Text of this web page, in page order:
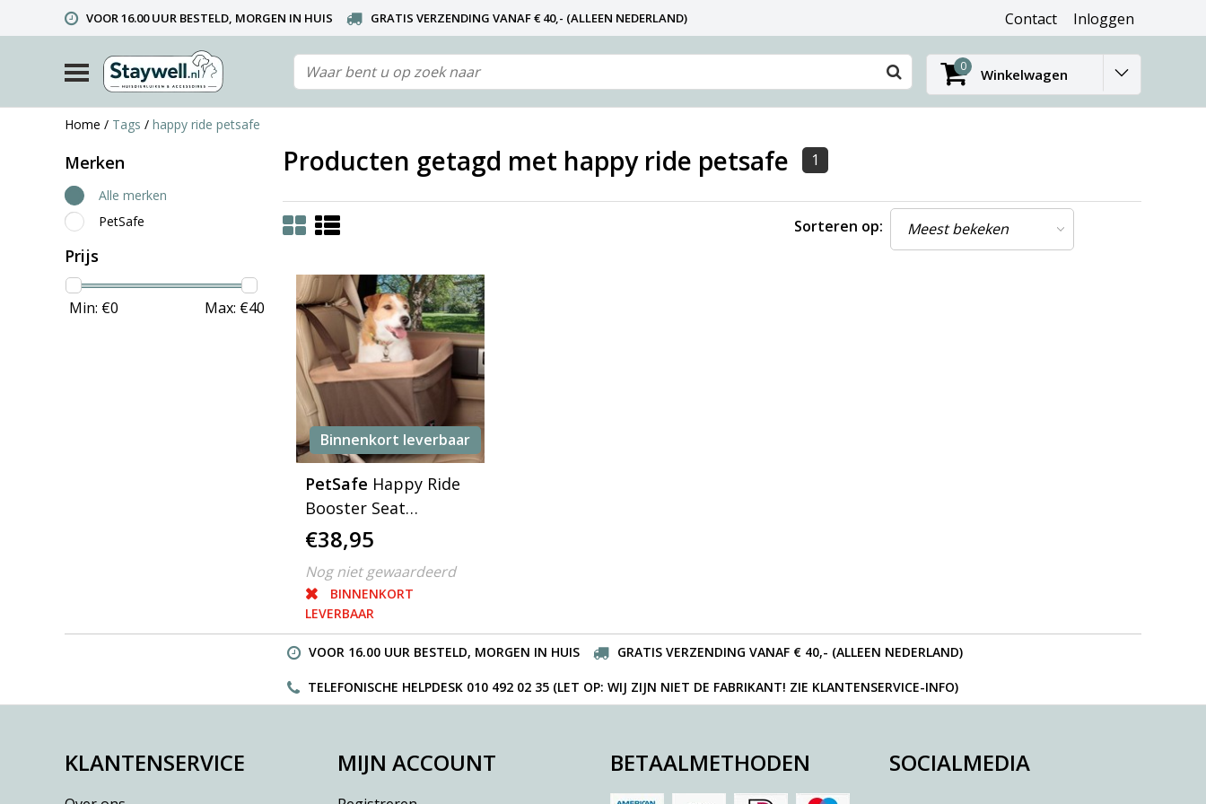
VOOR 16.00 UUR BESTELD, MORGEN IN HUIS GRATIS VERZENDING VANAF € 40,- (ALLEEN NEDERLAND)
TELEFONISCHE HELPDESK 010 492 02 35 (LET OP: WIJ ZIJN NIET DE FABRIKANT! ZIE KLANTENSERVICE-INFO)
Contact Inloggen
0 Winkelwagen
Home / Tags / happy ride petsafe
Merken
Alle merken
PetSafe
Prijs
Min: €0 Max: €40
Producten getagd met happy ride petsafe 1
Sorteren op:
Binnenkort leverbaar
PetSafe Happy Ride
Booster Seat
Hondenautostoel
Large
€38,95
Nog niet gewaardeerd
BINNENKORT
LEVERBAAR
VOOR 16.00 UUR BESTELD, MORGEN IN HUIS GRATIS VERZENDING VANAF € 40,- (ALLEEN NEDERLAND)
TELEFONISCHE HELPDESK 010 492 02 35 (LET OP: WIJ ZIJN NIET DE FABRIKANT! ZIE KLANTENSERVICE-INFO)
KLANTENSERVICE MIJN ACCOUNT BETAALMETHODEN SOCIALMEDIA